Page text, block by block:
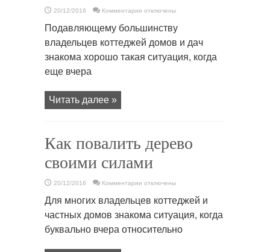
20/12/2016 Комментарии
правильно
дерево
есть
отключены
Подавляющему большинству
владельцев коттеджей домов и дач
знакома хорошо такая ситуация, когда
еще вчера
Читать далее »
Как повалить дерево
своими силами
20/12/2016 Комментарии
повалить
своими
отключены
Для многих владельцев коттеджей и
частных домов знакома ситуация, когда
буквально вчера относительно